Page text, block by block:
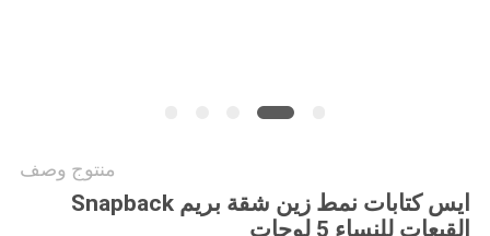
منتوج وصف
ايس كتابات نمط زين شقة بريم Snapback
القبعات للنساء 5 لوحات